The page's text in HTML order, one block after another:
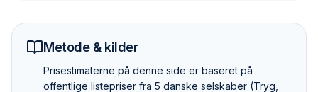
Metode & kilder
Pris­estimaterne på denne side er baseret på
offentlige listepriser fra 5 danske selskaber (Tryg,